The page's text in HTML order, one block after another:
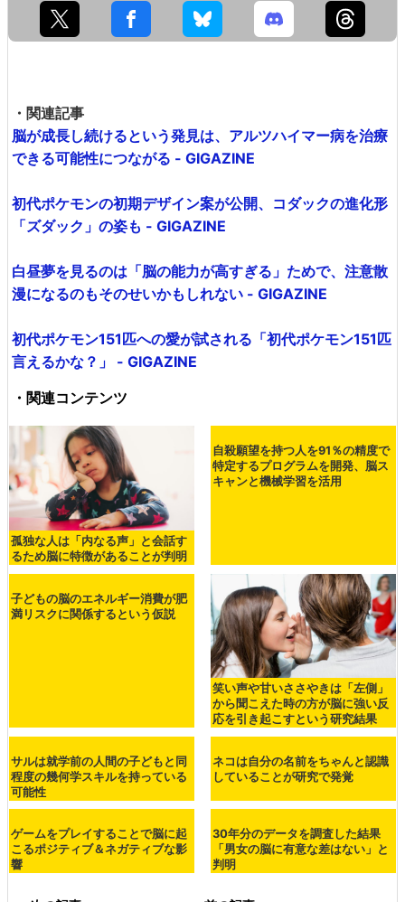
・関連記事
脳が成長し続けるという発見は、アルツハイマー病を治療
できる可能性につながる - GIGAZINE
初代ポケモンの初期デザイン案が公開、コダックの進化形
「ズダック」の姿も - GIGAZINE
白昼夢を見るのは「脳の能力が高すぎる」ためで、注意散
漫になるのもそのせいかもしれない - GIGAZINE
初代ポケモン151匹への愛が試される「初代ポケモン151匹
言えるかな？」 - GIGAZINE
・関連コンテンツ
孤独な人は「内なる声」と会話す
るため脳に特徴があることが判明
自殺願望を持つ人を91％の精度で
特定するプログラムを開発、脳ス
キャンと機械学習を活用
子どもの脳のエネルギー消費が肥
満リスクに関係するという仮説
笑い声や甘いささやきは「左側」
から聞こえた時の方が脳に強い反
応を引き起こすという研究結果
サルは就学前の人間の子どもと同
程度の幾何学スキルを持っている
可能性
ネコは自分の名前をちゃんと認識
していることが研究で発覚
ゲームをプレイすることで脳に起
こるポジティブ＆ネガティブな影
響
30年分のデータを調査した結果
「男女の脳に有意な差はない」と
判明